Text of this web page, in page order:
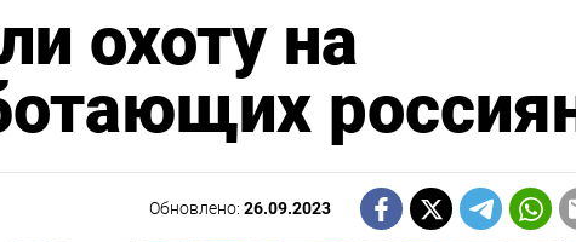
охоту на
Обновлено:26.09.2023